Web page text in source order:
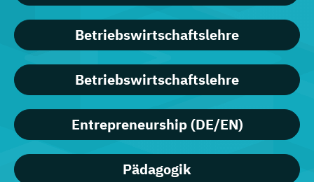
Betriebswirtschaftslehre
Betriebswirtschaftslehre
Entrepreneurship (DE/EN)
Pädagogik